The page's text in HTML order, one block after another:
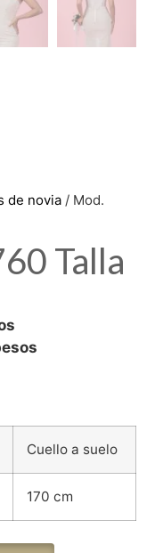
de novia / Mod.
Talla
Cuello a suelo
170 cm